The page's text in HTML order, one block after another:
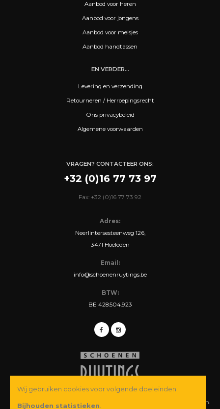
Aanbod voor heren
Aanbod voor jongens
Aanbod voor meisjes
Aanbod handtassen
EN VERDER...
Levering en verzending
Retourneren / Herroepingsrecht
Ons privacybeleid
Algemene voorwaarden
VRAGEN? CONTACTEER ONS:
+32 (0)16 77 73 97
Fax: +32 (0)16 77 73 92
Adres:
Neerlintersesteenweg 126,
3471 Hoeleden
Email:
info@schoenenruytings.be
BTW:
BE 428.504.923
© Copyright 2026 Schoenen Ruytings BVBA. Alle rechten voorbehouden.
Wij gebruiken cookies voor volgende doeleinden:
Bijhouden statistieken